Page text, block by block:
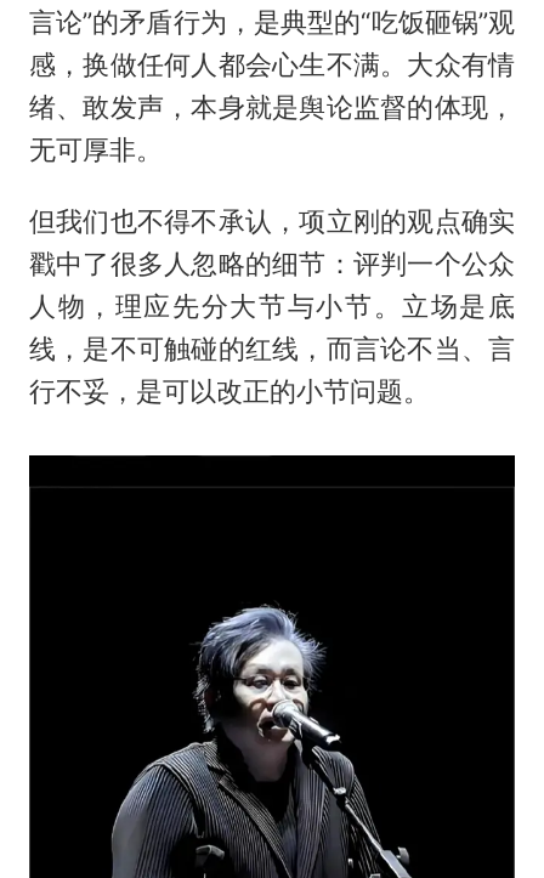
言论”的矛盾行为，是典型的“吃饭砸锅”观
感，换做任何人都会心生不满。大众有情
绪、敢发声，本身就是舆论监督的体现，
无可厚非。
但我们也不得不承认，项立刚的观点确实
戳中了很多人忽略的细节：评判一个公众
人物，理应先分大节与小节。立场是底
线，是不可触碰的红线，而言论不当、言
行不妥，是可以改正的小节问题。